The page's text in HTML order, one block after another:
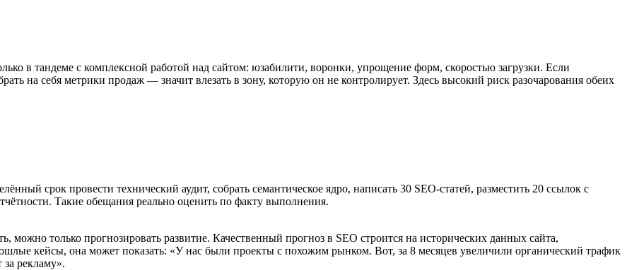
в тандеме с комплексной работой над сайтом: юзабилити, воронки, упрощение форм, скоростью загрузки. Если
на себя метрики продаж — значит влезать в зону, которую он не контролирует. Здесь высокий риск разочарования обеих
срок провести технический аудит, собрать семантическое ядро, написать 30 SEO-статей, разместить 20 ссылок с
Такие обещания реально оценить по факту выполнения.
можно только прогнозировать развитие. Качественный прогноз в SEO строится на исторических данных сайта,
кейсы, она может показать: «У нас были проекты с похожим рынком. Вот, за 8 месяцев увеличили органический трафик
рекламу».